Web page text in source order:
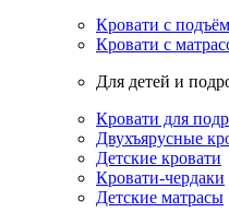
Кровати с
Кровати с
Для детей и
Кровати для
Двухъярусные
Детские кровати
Кровати-чердаки
Детские матрасы